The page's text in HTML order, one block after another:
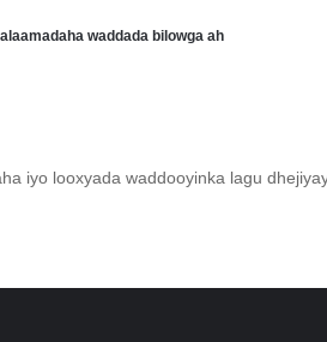
waddada bilowga ah
iyo looxyada waddooyinka lagu